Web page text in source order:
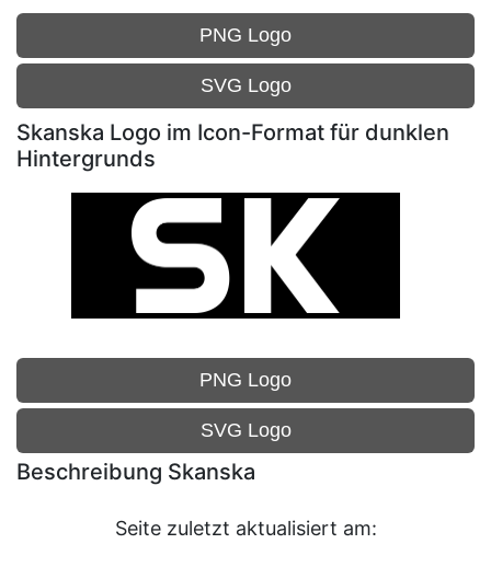
PNG Logo
SVG Logo
Skanska Logo im Icon-Format für dunklen
Hintergrunds
PNG Logo
SVG Logo
Beschreibung Skanska
Seite zuletzt aktualisiert am: